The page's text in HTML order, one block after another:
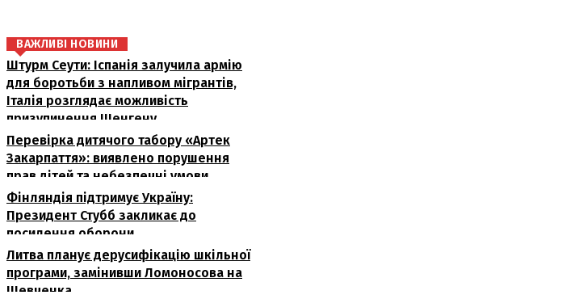
ВАЖЛИВІ НОВИНИ
Штурм Сеути: Іспанія залучила армію
для боротьби з напливом мігрантів,
Італія розглядає можливість
призупинення Шенгену
Перевірка дитячого табору «Артек
Закарпаття»: виявлено порушення
прав дітей та небезпечні умови
Фінляндія підтримує Україну:
Президент Стубб закликає до
посилення оборони
Литва планує дерусифікацію шкільної
програми, замінивши Ломоносова на
Шевченка